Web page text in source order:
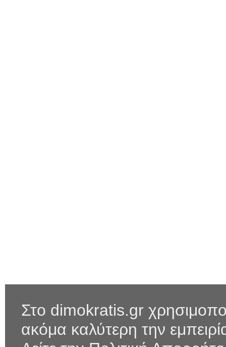
Στο dimokratis.gr
ακόμα καλύτερη την